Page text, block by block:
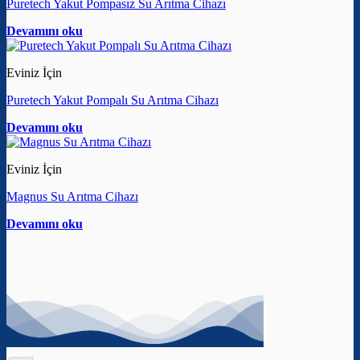
Puretech Yakut Pompasız Su Arıtma Cihazı
Devamını oku
Eviniz İçin
Puretech Yakut Pompalı Su Arıtma Cihazı
Devamını oku
Eviniz İçin
Magnus Su Arıtma Cihazı
Devamını oku